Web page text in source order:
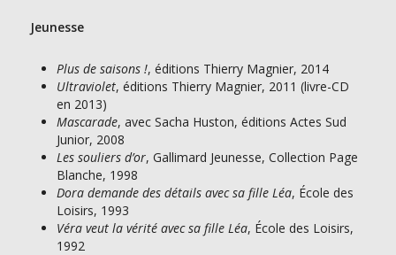
Jeunesse
Plus de saisons !, éditions Thierry Magnier, 2014
Ultraviolet, éditions Thierry Magnier, 2011 (livre-CD
en 2013)
Mascarade, avec Sacha Huston, éditions Actes Sud
Junior, 2008
Les souliers d’or, Gallimard Jeunesse, Collection Page
Blanche, 1998
Dora demande des détails avec sa fille Léa, École des
Loisirs, 1993
Véra veut la vérité avec sa fille Léa, École des Loisirs,
1992